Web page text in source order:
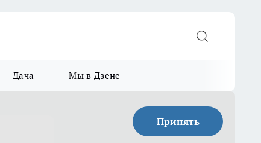
Дача Мы в Дзене
Принять